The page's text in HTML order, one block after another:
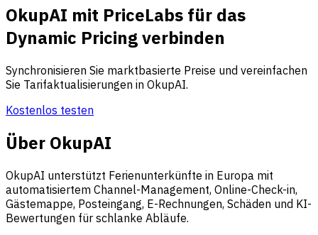
OkupAI mit PriceLabs für das
Dynamic Pricing verbinden
Synchronisieren Sie marktbasierte Preise und vereinfachen
Sie Tarifaktualisierungen in OkupAI.
Kostenlos testen
Über OkupAI
OkupAI unterstützt Ferienunterkünfte in Europa mit
automatisiertem Channel-Management, Online-Check-in,
Gästemappe, Posteingang, E-Rechnungen, Schäden und KI-
Bewertungen für schlanke Abläufe.